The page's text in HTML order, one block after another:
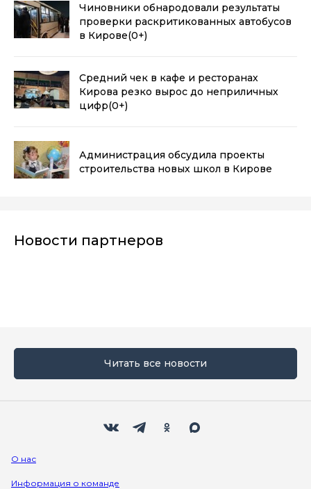
Чиновники обнародовали результаты
проверки раскритикованных автобусов
в Кирове(0+)
Средний чек в кафе и ресторанах
Кирова резко вырос до неприличных
цифр(0+)
Администрация обсудила проекты
строительства новых школ в Кирове
Новости партнеров
Читать все новости
О нас
Информация о команде